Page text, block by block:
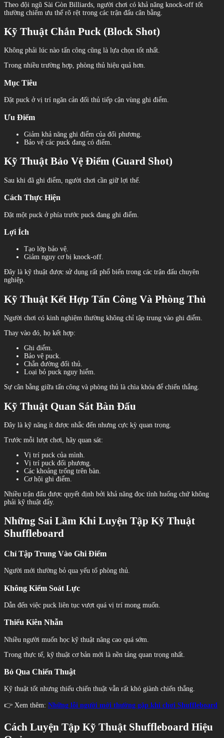
Theo đội ngũ Sài Gòn Billiards, người chơi có khả năng knock-off tốt
thường chiếm ưu thế rõ rệt trong các trận đấu cân bằng.
Kỹ Thuật Chắn Puck (Block Shot)
Không phải lúc nào tấn công cũng là lựa chọn tốt nhất.
Trong nhiều trường hợp, phòng thủ hiệu quả hơn.
Mục Tiêu
Đặt puck ở vị trí ngăn cản đối thủ tiếp cận vùng ghi điểm.
Ưu Điểm
Giảm khả năng ghi điểm của đối phương.
Bảo vệ các puck đang có điểm.
Kỹ Thuật Bảo Vệ Điểm (Guard Shot)
Sau khi đã ghi điểm, người chơi cần giữ lợi thế.
Cách Thực Hiện
Đặt một puck ở phía trước puck đang ghi điểm.
Lợi Ích
Tạo lớp bảo vệ.
Giảm nguy cơ bị knock-off.
Đây là kỹ thuật được sử dụng rất phổ biến trong các trận đấu chuyên
nghiệp.
Kỹ Thuật Kết Hợp Tấn Công Và Phòng Thủ
Người chơi có kinh nghiệm thường không chỉ tập trung vào ghi điểm.
Thay vào đó, họ kết hợp:
Ghi điểm.
Bảo vệ puck.
Chắn đường đối thủ.
Loại bỏ puck nguy hiểm.
Sự cân bằng giữa tấn công và phòng thủ là chìa khóa để chiến thắng.
Kỹ Thuật Quan Sát Bàn Đấu
Đây là kỹ năng ít được nhắc đến nhưng cực kỳ quan trọng.
Trước mỗi lượt chơi, hãy quan sát:
Vị trí puck của mình.
Vị trí puck đối phương.
Các khoảng trống trên bàn.
Cơ hội ghi điểm.
Nhiều trận đấu được quyết định bởi khả năng đọc tình huống chứ không
phải kỹ thuật đẩy.
Những Sai Lầm Khi Luyện Tập Kỹ Thuật
Shuffleboard
Chỉ Tập Trung Vào Ghi Điểm
Người mới thường bỏ qua yếu tố phòng thủ.
Không Kiểm Soát Lực
Dẫn đến việc puck liên tục vượt quá vị trí mong muốn.
Thiếu Kiên Nhẫn
Nhiều người muốn học kỹ thuật nâng cao quá sớm.
Trong thực tế, kỹ thuật cơ bản mới là nền tảng quan trọng nhất.
Bỏ Qua Chiến Thuật
Kỹ thuật tốt nhưng thiếu chiến thuật vẫn rất khó giành chiến thắng.
👉 Xem thêm: Những lỗi người mới thường gặp khi chơi Shuffleboard
Cách Luyện Tập Kỹ Thuật Shuffleboard Hiệu